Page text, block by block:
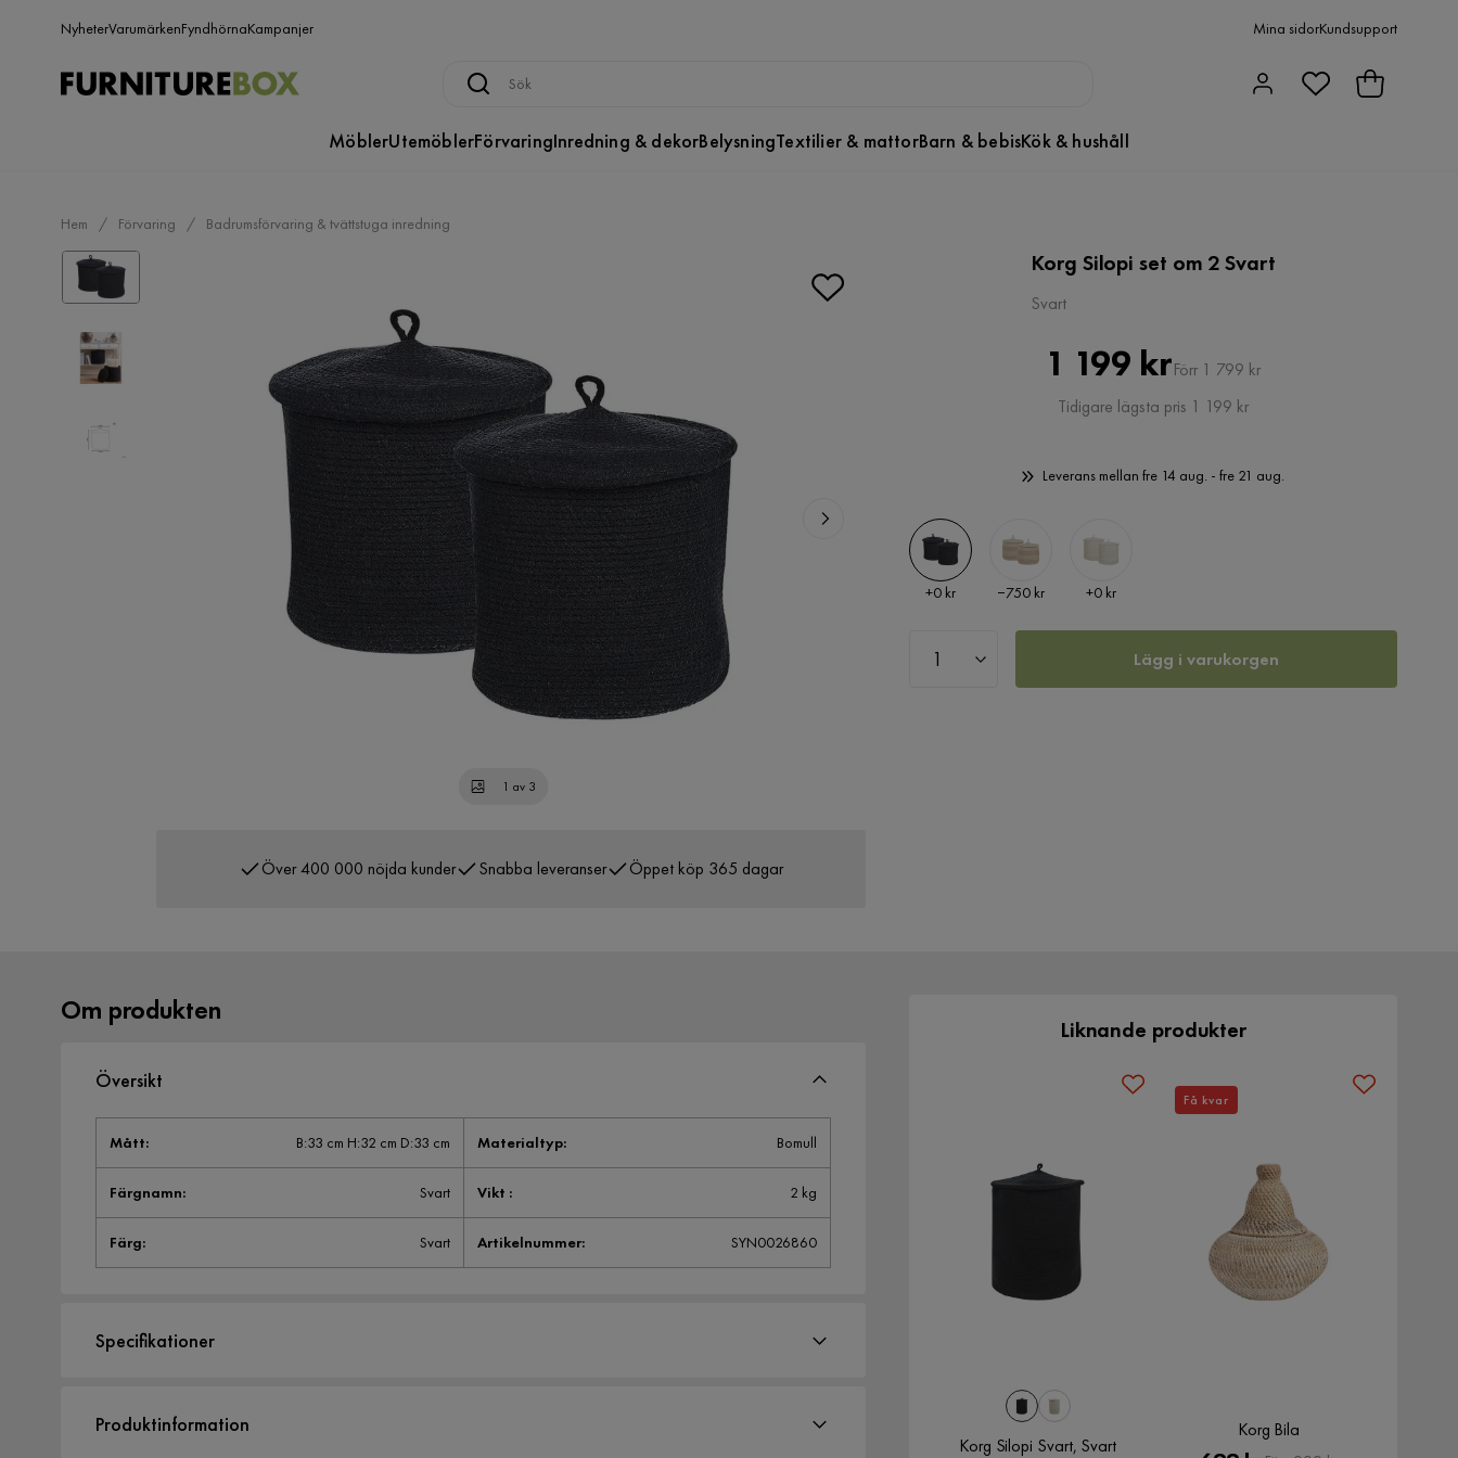
NyheterVarumärkenFyndhörnaKampanjer Mina sidorKundsupport
MöblerUtemöblerFörvaringInredning & dekorBelysningTextilier & mattorBarn & bebisKök & hushåll
Hem Förvaring Badrumsförvaring & tvättstuga inredning
1 av 3
Över 400 000 nöjda kunder Snabba leveranser Öppet köp 365 dagar
Korg Silopi set om 2 Svart
Svart
Pris
1 199 krOriginal
Pris
Förr 1 799 kr
Tidigare lägsta pris 1 199 kr
Leverans mellan fre 14 aug. - fre 21 aug.
Pris
+0 kr Pris
−750 kr Pris
+0 kr
Lägg i varukorgen
Om produkten
Översikt
Mått: B:33 cm H:32 cm D:33 cm Materialtyp: Bomull
Färgnamn: Svart Vikt : 2 kg
Färg: Svart Artikelnummer: SYN0026860
Specifikationer
Storlek
Produktinformation
Liknande produkter
Korg Silopi Svart, Svart
Korg Bila
Få kvar